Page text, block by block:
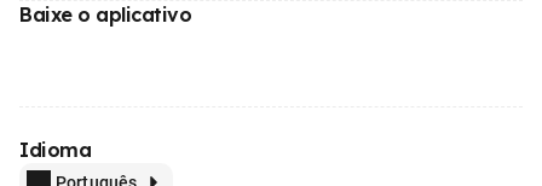
Baixe o aplicativo
Idioma